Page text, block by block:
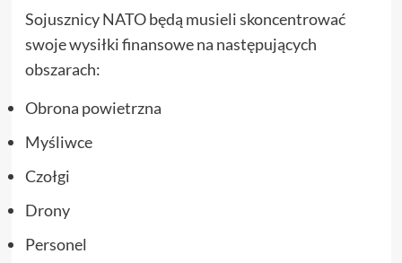
Sojusznicy NATO będą musieli skoncentrować
swoje wysiłki finansowe na następujących
obszarach:
Obrona powietrzna
Myśliwce
Czołgi
Drony
Personel